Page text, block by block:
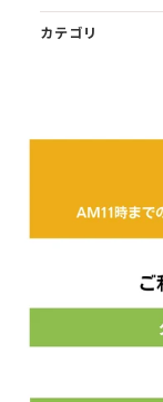
カテゴリ